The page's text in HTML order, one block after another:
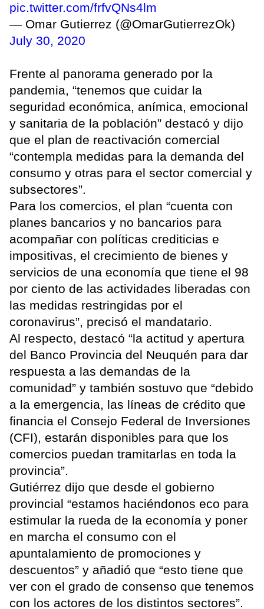
pic.twitter.com/frfvQNs4lm
— Omar Gutierrez (@OmarGutierrezOk)
July 30, 2020
Frente al panorama generado por la
pandemia, “tenemos que cuidar la
seguridad económica, anímica, emocional
y sanitaria de la población” destacó y dijo
que el plan de reactivación comercial
“contempla medidas para la demanda del
consumo y otras para el sector comercial y
subsectores”.
Para los comercios, el plan “cuenta con
planes bancarios y no bancarios para
acompañar con políticas crediticias e
impositivas, el crecimiento de bienes y
servicios de una economía que tiene el 98
por ciento de las actividades liberadas con
las medidas restringidas por el
coronavirus”, precisó el mandatario.
Al respecto, destacó “la actitud y apertura
del Banco Provincia del Neuquén para dar
respuesta a las demandas de la
comunidad” y también sostuvo que “debido
a la emergencia, las líneas de crédito que
financia el Consejo Federal de Inversiones
(CFI), estarán disponibles para que los
comercios puedan tramitarlas en toda la
provincia”.
Gutiérrez dijo que desde el gobierno
provincial “estamos haciéndonos eco para
estimular la rueda de la economía y poner
en marcha el consumo con el
apuntalamiento de promociones y
descuentos” y añadió que “esto tiene que
ver con el grado de consenso que tenemos
con los actores de los distintos sectores”.